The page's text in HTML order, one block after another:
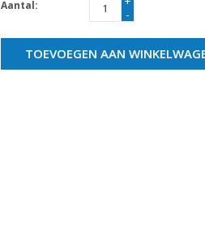
Aantal:
-
TOEVOEGEN AAN